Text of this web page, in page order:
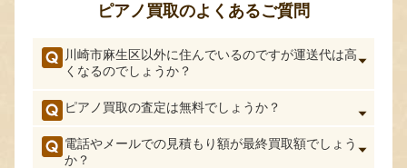
ピアノ買取のよくあるご質問
川崎市麻生区以外に住んでいるのですが運送代は高
くなるのでしょうか？
ピアノ買取の査定は無料でしょうか？
電話やメールでの見積もり額が最終買取額でしょう
か？